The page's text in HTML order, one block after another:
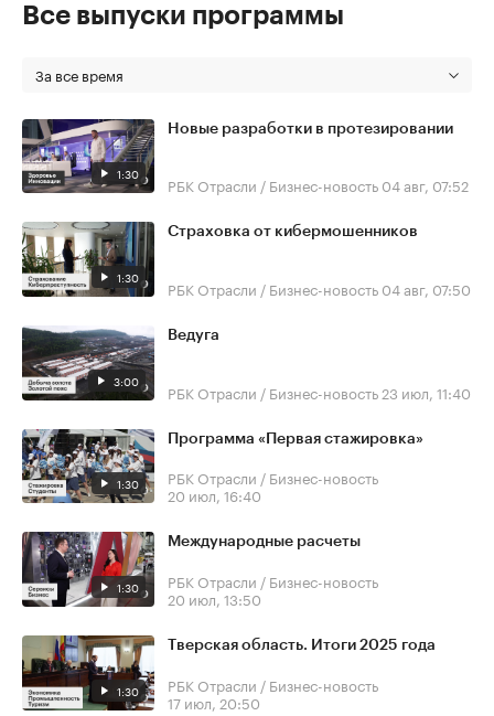
Все выпуски программы
За все время
1:30
Новые разработки в протезировании
РБК Отрасли / Бизнес-новость 04 авг, 07:52
1:30
Страховка от кибермошенников
РБК Отрасли / Бизнес-новость 04 авг, 07:50
3:00
Ведуга
РБК Отрасли / Бизнес-новость 23 июл, 11:40
1:30
Программа «Первая стажировка»
РБК Отрасли / Бизнес-новость
20 июл, 16:40
1:30
Международные расчеты
РБК Отрасли / Бизнес-новость
20 июл, 13:50
1:30
Тверская область. Итоги 2025 года
РБК Отрасли / Бизнес-новость
17 июл, 20:50